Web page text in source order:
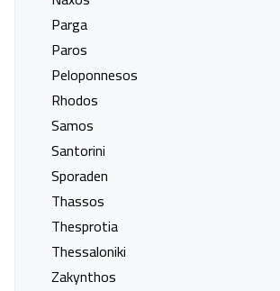
Parga
Paros
Peloponnesos
Rhodos
Samos
Santorini
Sporaden
Thassos
Thesprotia
Thessaloniki
Zakynthos
24 sep. - 01 okt.
Vanafprijs p.p.
€ 274,00